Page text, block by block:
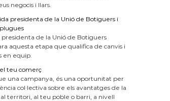
negocis i llars.
presidenta de la Unió de Botiguers i
de la Unió de Botiguers
aquesta etapa que qualifica de canvis i
en equip.
teu comerç
una campanya, és una oportunitat per
col·lectiva sobre els avantatges de la
territori, al teu poble o barri, a nivell